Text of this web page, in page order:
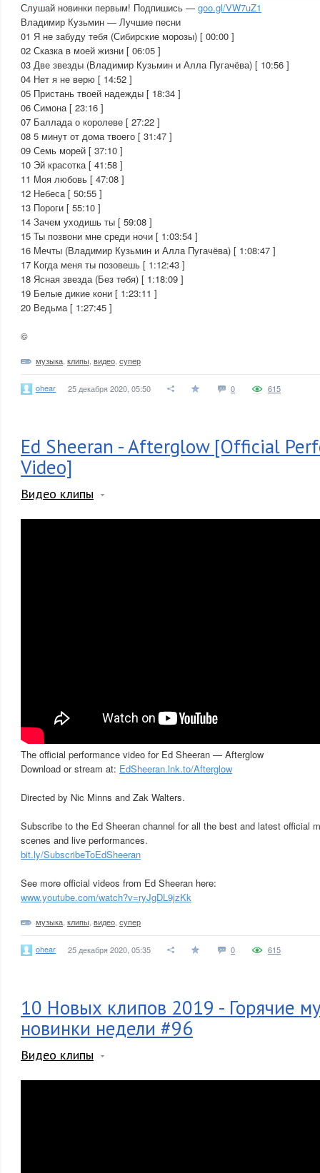
Слушай новинки первым! Подпишись — goo.gl/VW7uZ1
Владимир Кузьмин — Лучшие песни
01 Я не забуду тебя (Сибирские морозы) [ 00:00 ]
02 Сказка в моей жизни [ 06:05 ]
03 Две звезды (Владимир Кузьмин и Алла Пугачёва) [ 10:56 ]
04 Нет я не верю [ 14:52 ]
05 Пристань твоей надежды [ 18:34 ]
06 Симона [ 23:16 ]
07 Баллада о королеве [ 27:22 ]
08 5 минут от дома твоего [ 31:47 ]
09 Семь морей [ 37:10 ]
10 Эй красотка [ 41:58 ]
11 Моя любовь [ 47:08 ]
12 Небеса [ 50:55 ]
13 Пороги [ 55:10 ]
14 Зачем уходишь ты [ 59:08 ]
15 Ты позвони мне среди ночи [ 1:03:54 ]
16 Мечты (Владимир Кузьмин и Алла Пугачёва) [ 1:08:47 ]
17 Когда меня ты позовешь [ 1:12:43 ]
18 Ясная звезда (Без тебя) [ 1:18:09 ]
19 Белые дикие кони [ 1:23:11 ]
20 Ведьма [ 1:27:45 ]
©
музыка клипы видео супер
ohear 25 декабря 2020, 05:50 0 615
Ed Sheeran - Afterglow [Official
Video]
Видео клипы
The official performance video for Ed Sheeran — Afterglow
Download or stream at: EdSheeran.lnk.to/Afterglow
Directed by Nic Minns and Zak Walters.
Subscribe to the Ed Sheeran channel for all the best and latest official
scenes and live performances.
bit.ly/SubscribeToEdSheeran
See more official videos from Ed Sheeran here:
www.youtube.com/watch?v=ryJgDL9jzKk
музыка клипы видео супер
ohear 25 декабря 2020, 05:35 0 615
10 Новых клипов 2019 - Горячие
новинки недели #96
Видео клипы